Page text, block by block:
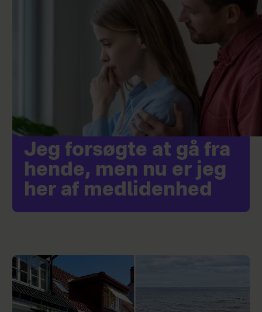
Jeg forsøgte at gå fra
hende, men nu er jeg
her af medlidenhed